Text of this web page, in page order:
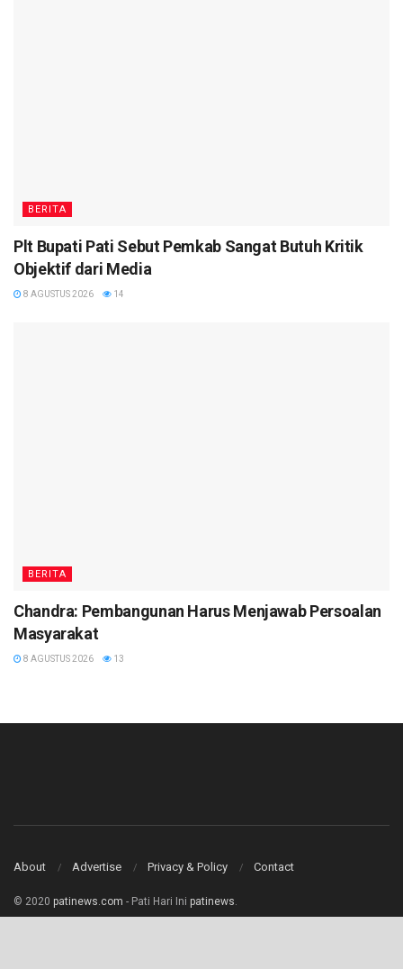
BERITA
Plt Bupati Pati Sebut Pemkab Sangat Butuh Kritik
Objektif dari Media
8 AGUSTUS 2026 14
BERITA
Chandra: Pembangunan Harus Menjawab Persoalan
Masyarakat
8 AGUSTUS 2026 13
About Advertise Privacy & Policy Contact
© 2020 patinews.com - Pati Hari Ini patinews.